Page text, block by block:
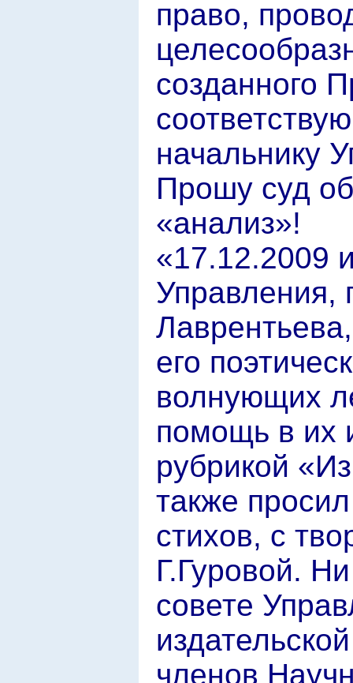
право,
созданного
начальнику
Прошу суд
«анализ»!
«17.12.2009
Управления,
его
волнующих
помощь в их
рубрикой
также
стихов, с
Г.Гуровой.
совете
членов